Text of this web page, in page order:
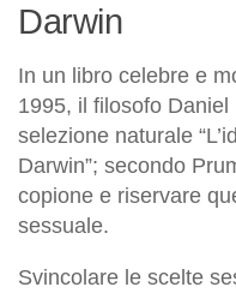
Darwin
In un libro celebre e
1995, il filosofo
selezione naturale
Darwin”; secondo
copione e riservare
sessuale.
Svincolare le scelte